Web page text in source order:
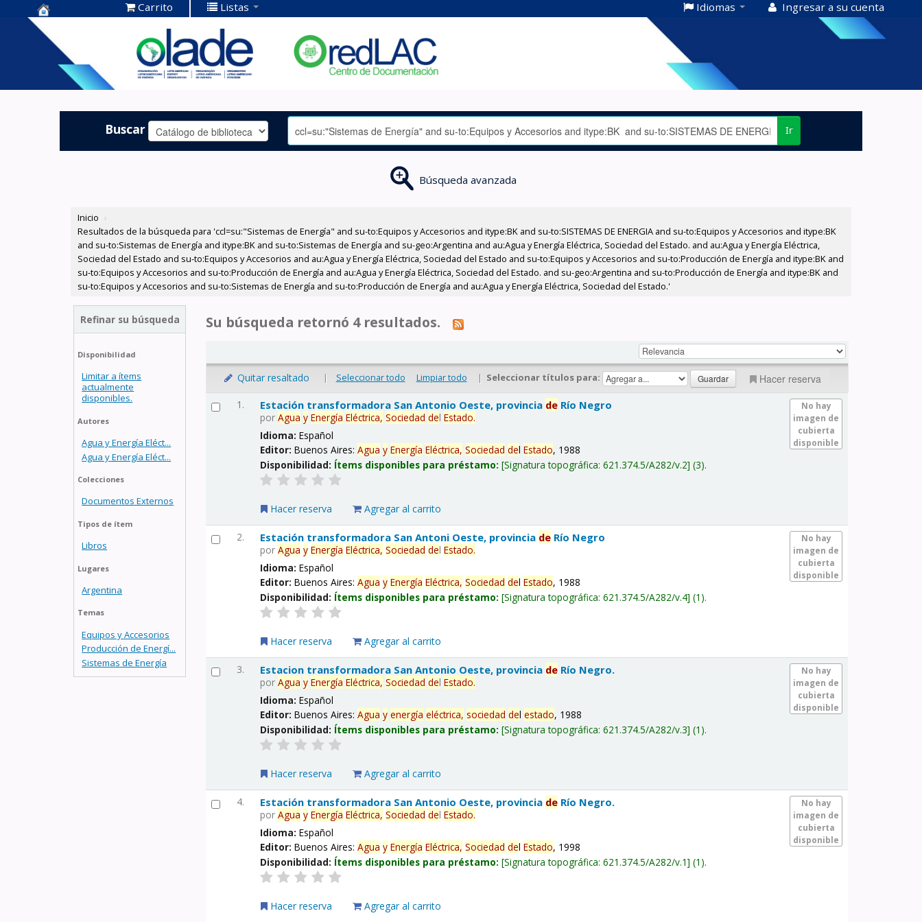
Centro de
Documentación
OLADE -
Carrito Listas Idiomas Ingresar a su cuenta
Buscar Ir
Búsqueda avanzada
Inicio ›
Resultados de la búsqueda para 'ccl=su:"Sistemas de Energía" and su-to:Equipos y Accesorios and itype:BK and su-to:SISTEMAS DE ENERGIA and su-to:Equipos y Accesorios and itype:BK
and su-to:Sistemas de Energía and itype:BK and su-to:Sistemas de Energía and su-geo:Argentina and au:Agua y Energía Eléctrica, Sociedad del Estado. and au:Agua y Energía Eléctrica,
Sociedad del Estado and su-to:Equipos y Accesorios and au:Agua y Energía Eléctrica, Sociedad del Estado and su-to:Equipos y Accesorios and su-to:Producción de Energía and itype:BK and
su-to:Equipos y Accesorios and su-to:Producción de Energía and au:Agua y Energía Eléctrica, Sociedad del Estado. and su-geo:Argentina and su-to:Producción de Energía and itype:BK and
su-to:Equipos y Accesorios and su-to:Sistemas de Energía and su-to:Producción de Energía and au:Agua y Energía Eléctrica, Sociedad del Estado.'
Refinar su búsqueda
Disponibilidad
Limitar a ítems
actualmente
disponibles.
Autores
Agua y Energía Eléct...
Agua y Energía Eléct...
Colecciones
Documentos Externos
Tipos de ítem
Libros
Lugares
Argentina
Temas
Equipos y Accesorios
Producción de Energí...
Sistemas de Energía
Su búsqueda retornó 4 resultados.
Quitar resaltado | Seleccionar todo Limpiar todo | Seleccionar títulos para: Hacer reserva
1.
No hay
imagen de
cubierta
disponible
Estación transformadora San Antonio Oeste, provincia de Río Negro
porAgua y Energía Eléctrica, Sociedad delEstado.
Idioma:Español
Editor:Buenos Aires:Agua y Energía Eléctrica, Sociedad delEstado, 1988
Disponibilidad: Ítems disponibles para préstamo: Signatura topográfica:621.374.5/A282/v.2 (3).
Hacer reserva Agregar al carrito
2.
No hay
imagen de
cubierta
disponible
Estación transformadora San Antoni Oeste, provincia de Río Negro
porAgua y Energía Eléctrica, Sociedad delEstado.
Idioma:Español
Editor:Buenos Aires:Agua y Energía Eléctrica, Sociedad delEstado, 1988
Disponibilidad: Ítems disponibles para préstamo: Signatura topográfica:621.374.5/A282/v.4 (1).
Hacer reserva Agregar al carrito
3.
No hay
imagen de
cubierta
disponible
Estacion transformadora San Antonio Oeste, provincia de Río Negro.
porAgua y Energía Eléctrica, Sociedad delEstado.
Idioma:Español
Editor:Buenos Aires:Agua y energía eléctrica, sociedad delestado, 1988
Disponibilidad: Ítems disponibles para préstamo: Signatura topográfica:621.374.5/A282/v.3 (1).
Hacer reserva Agregar al carrito
4.
No hay
imagen de
cubierta
disponible
Estación transformadora San Antonio Oeste, provincia de Río Negro.
porAgua y Energía Eléctrica, Sociedad delEstado.
Idioma:Español
Editor:Buenos Aires:Agua y Energía Eléctrica, Sociedad delEstado, 1998
Disponibilidad: Ítems disponibles para préstamo: Signatura topográfica:621.374.5/A282/v.1 (1).
Hacer reserva Agregar al carrito